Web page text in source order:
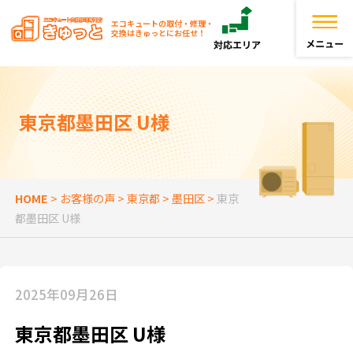
トップページ
きゅっとが選ばれる理由
エコキュートを探す
お役立ち情報
お客様の声
よくある質問
エコキュートの取付・修理・
交換はきゅっとにお任せ！
東京都墨田区 U様
HOME > お客様の声>東京都 >墨田区>東京
都墨田区 U様
2025年09月26日
東京都墨田区 U様